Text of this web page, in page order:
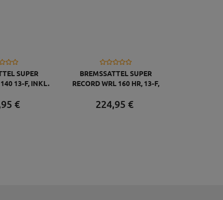
SUPER
13-F, INKL.
95 €
BREMSSATTEL SUPER
RECORD WRL 160 HR, 13-F,
224,95 €